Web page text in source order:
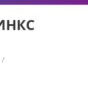
/